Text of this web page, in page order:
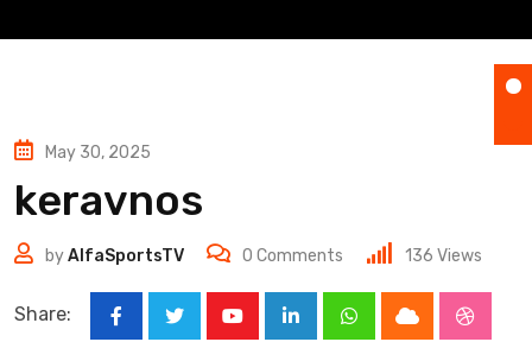
May 30, 2025
keravnos
byAlfaSportsTV 0 Comments 136 Views
Share:
LinkedInWhatsappCloud